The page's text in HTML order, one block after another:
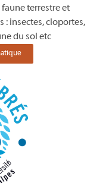
terrestre et
: insectes, cloportes,
du sol etc